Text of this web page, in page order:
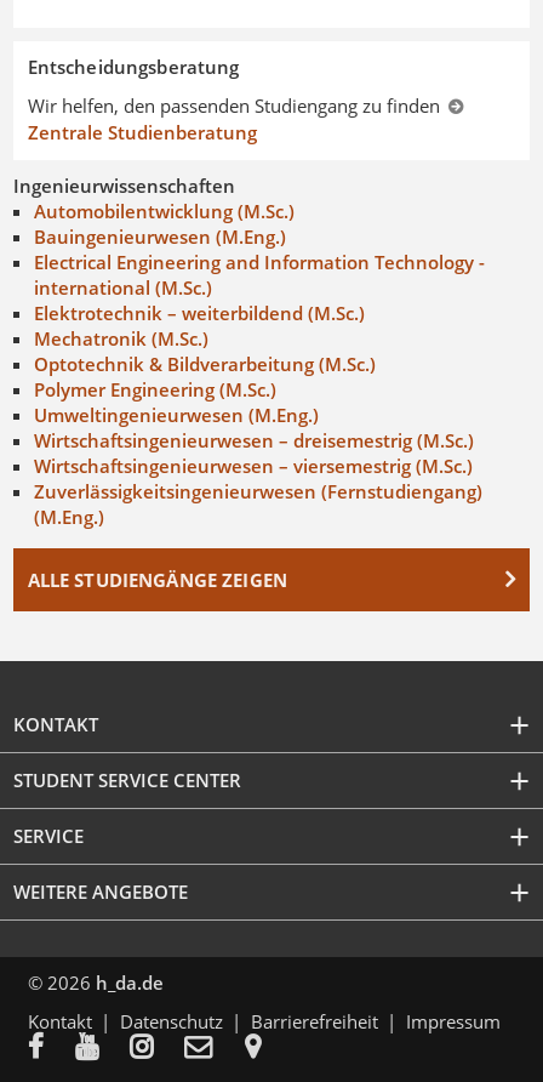
Entscheidungsberatung
Wir helfen, den passenden Studiengang zu finden
Zentrale Studienberatung
Ingenieurwissenschaften
Automobilentwicklung (M.Sc.)
Bauingenieurwesen (M.Eng.)
Electrical Engineering and Information Technology -
international (M.Sc.)
Elektrotechnik – weiterbildend (M.Sc.)
Mechatronik (M.Sc.)
Optotechnik & Bildverarbeitung (M.Sc.)
Polymer Engineering (M.Sc.)
Umweltingenieurwesen (M.Eng.)
Wirtschaftsingenieurwesen – dreisemestrig (M.Sc.)
Wirtschaftsingenieurwesen – viersemestrig (M.Sc.)
Zuverlässigkeitsingenieurwesen (Fernstudiengang)
(M.Eng.)
ALLE STUDIENGÄNGE ZEIGEN
KONTAKT
STUDENT SERVICE CENTER
SERVICE
WEITERE ANGEBOTE
© 2026 h_da.de
Kontakt
Datenschutz Barrierefreiheit Impressum
    